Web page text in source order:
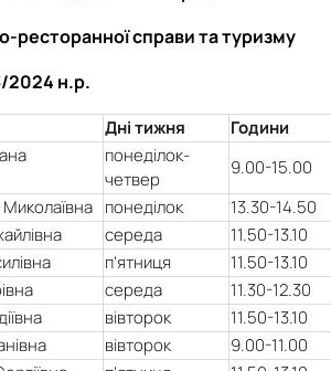
ресторанної справи та туризму
2024 н.р.
Дні тижня
Години
понеділок-
четвер
9.00-15.00
понеділок
13.30-14.50
середа
11.50-13.10
п’ятниця
11.50-13.10
середа
11.30-12.30
вівторок
11.50-13.10
вівторок
9.00-11.00